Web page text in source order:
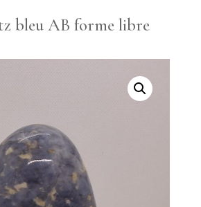
bleu AB forme libre